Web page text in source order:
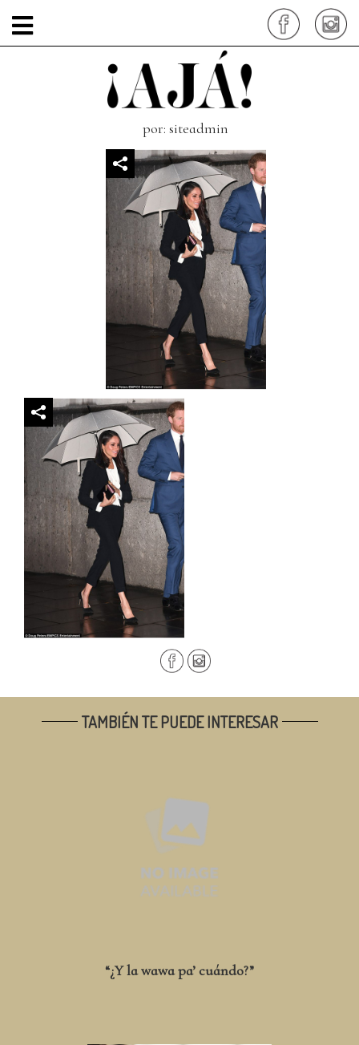
mininal034-blazer-y-
pantalon
por: siteadmin
TAMBIÉN TE PUEDE INTERESAR
“¿Y la wawa pa’ cuándo?”